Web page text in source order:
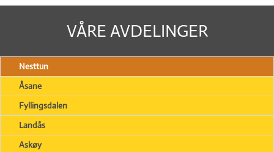
VÅRE AVDELINGER
Nesttun
Åsane
Fyllingsdalen
Landås
Askøy